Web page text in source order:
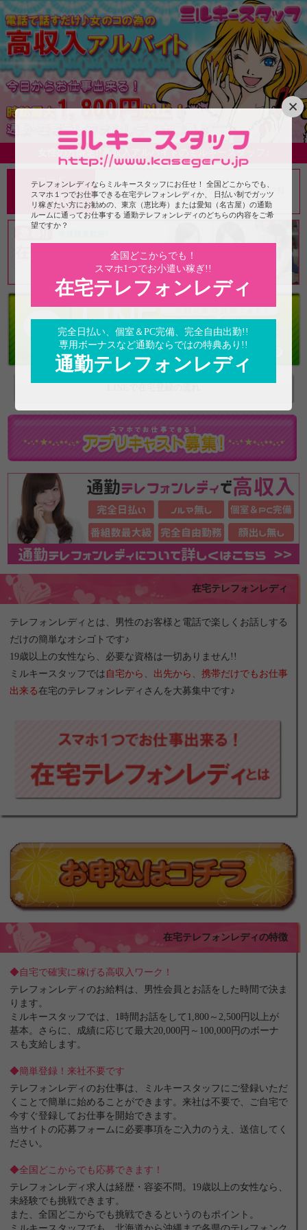
女性の方限定!!高収入アルバイトのミルキースタッフ♪
コード
0000
ともだち登録完了後に、トークのミルキースタッフ宛
に上記のコードをメッセージで送信してください。
在宅テレフォンレディ
テレフォンレディとは、男性のお客様と電話で楽しくお話しする
だけの簡単なオシゴトです♪
19歳以上の女性なら、必要な資格は一切ありません!!
ミルキースタッフでは 自宅から、出先から、携帯だけでもお仕事
出来る在宅のテレフォンレディさんを大募集中です♪
在宅テレフォンレディの特徴
◆自宅で確実に稼げる高収入ワーク！
テレフォンレディのお給料は、男性会員とお話をした時間で決ま
ります。
ミルキースタッフでは、1時間お話をして1,800～2,500円以上が
基本。さらに、成績に応じて最大20,000円～100,000円のボーナ
スも支給します。
◆簡単登録！来社不要です
テレフォンレディのお仕事は、ミルキースタッフにご登録いただ
くことで簡単に始めることができます。来社は不要で、ご自宅で
今すぐ登録してお仕事を開始できます。
当サイトの応募フォームに必要事項をご入力のうえ、送信してく
ださい。
◆全国どこからでも応募できます！
テレフォンレディ求人は経歴・容姿不問。19歳以上の女性なら、
未経験でも挑戦できます。
また、全国どこからでも挑戦できるというのもポイント。
テレフォンレディならミルキースタッフにお任せ！ 全国どこからでも、
スマホ１つでお仕事できる在宅テレフォンレディか、 日払い制でガッツ
リ稼ぎたい方にお勧めの、東京（恵比寿）または愛知（名古屋）の通勤
ルームに通ってお仕事する 通勤テレフォンレディのどちらの内容をご希
望ですか？
全国どこからでも！
スマホ1つでお小遣い稼ぎ!!
在宅テレフォンレディ
完全日払い、個室＆PC完備、完全自由出勤!!
専用ボーナスなど通勤ならではの特典あり!!
通勤テレフォンレディ
×